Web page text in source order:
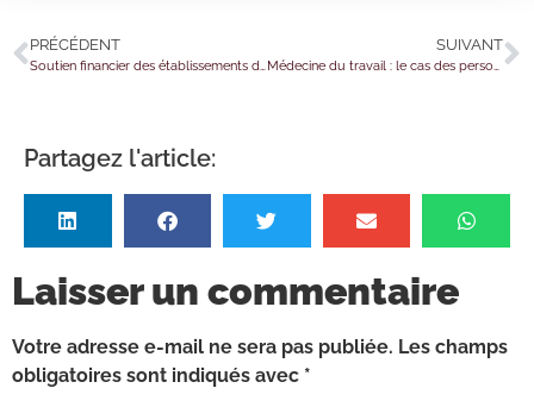
PRÉCÉDENT
Soutien financier des établissements de santé : des nouveautés à connaître
SUIVANT
Médecine du travail : le cas des personnes placées en détention
Partagez l'article:
Laisser un commentaire
Votre adresse e-mail ne sera pas publiée. Les champs
obligatoires sont indiqués avec *